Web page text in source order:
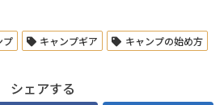
プ キャンプギア キャンプの始め方
シェアする